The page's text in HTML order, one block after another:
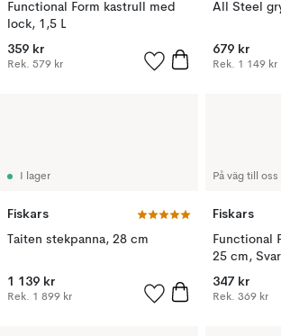
Functional Form kastrull med
lock, 1,5 L
359 kr
Rek. 579 kr
All Steel
679 kr
Rek. 1 149 kr
I lager
Fiskars
Taiten stekpanna, 28 cm
1 139 kr
Rek. 1 899 kr
På väg till oss
Fiskars
Functional
25 cm,
347 kr
Rek. 369 kr